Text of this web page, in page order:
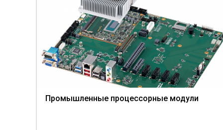
Промышленные процессорные модули